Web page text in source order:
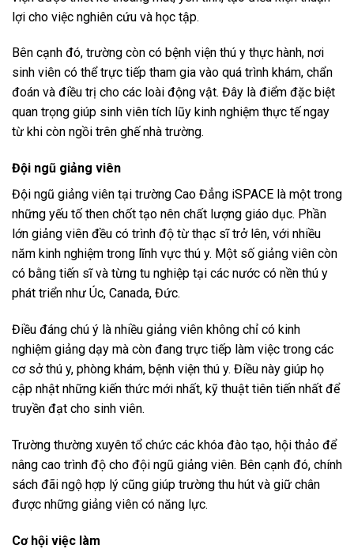
lợi cho việc nghiên cứu và học tập.
Bên cạnh đó, trường còn có bệnh viện thú y thực hành, nơi
sinh viên có thể trực tiếp tham gia vào quá trình khám, chẩn
đoán và điều trị cho các loài động vật. Đây là điểm đặc biệt
quan trọng giúp sinh viên tích lũy kinh nghiệm thực tế ngay
từ khi còn ngồi trên ghế nhà trường.
Đội ngũ giảng viên
Đội ngũ giảng viên tại trường Cao Đẳng iSPACE là một trong
những yếu tố then chốt tạo nên chất lượng giáo dục. Phần
lớn giảng viên đều có trình độ từ thạc sĩ trở lên, với nhiều
năm kinh nghiệm trong lĩnh vực thú y. Một số giảng viên còn
có bằng tiến sĩ và từng tu nghiệp tại các nước có nền thú y
phát triển như Úc, Canada, Đức.
Điều đáng chú ý là nhiều giảng viên không chỉ có kinh
nghiệm giảng dạy mà còn đang trực tiếp làm việc trong các
cơ sở thú y, phòng khám, bệnh viện thú y. Điều này giúp họ
cập nhật những kiến thức mới nhất, kỹ thuật tiên tiến nhất để
truyền đạt cho sinh viên.
Trường thường xuyên tổ chức các khóa đào tạo, hội thảo để
nâng cao trình độ cho đội ngũ giảng viên. Bên cạnh đó, chính
sách đãi ngộ hợp lý cũng giúp trường thu hút và giữ chân
được những giảng viên có năng lực.
Cơ hội việc làm